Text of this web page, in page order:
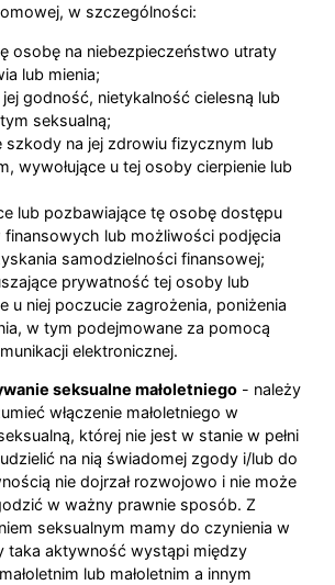
w szczególności:
osobę na niebezpieczeństwo utraty
lub mienia;
jej godność, nietykalność cielesną lub
seksualną;
szkody na jej zdrowiu fizycznym lub
wywołujące u tej osoby cierpienie lub
lub pozbawiające tę osobę dostępu
lub możliwości podjęcia
samodzielności finansowej;
prywatność tej osoby lub
u niej poczucie zagrożenia, poniżenia
w tym podejmowane za pomocą
elektronicznej.
seksualne małoletniego- należy
włączenie małoletniego w
której nie jest w stanie w pełni
na nią świadomej zgody i/lub do
nie dojrzał rozwojowo i nie może
w ważny prawnie sposób. Z
seksualnym mamy do czynienia w
taka aktywność wystąpi między
lub małoletnim a innym